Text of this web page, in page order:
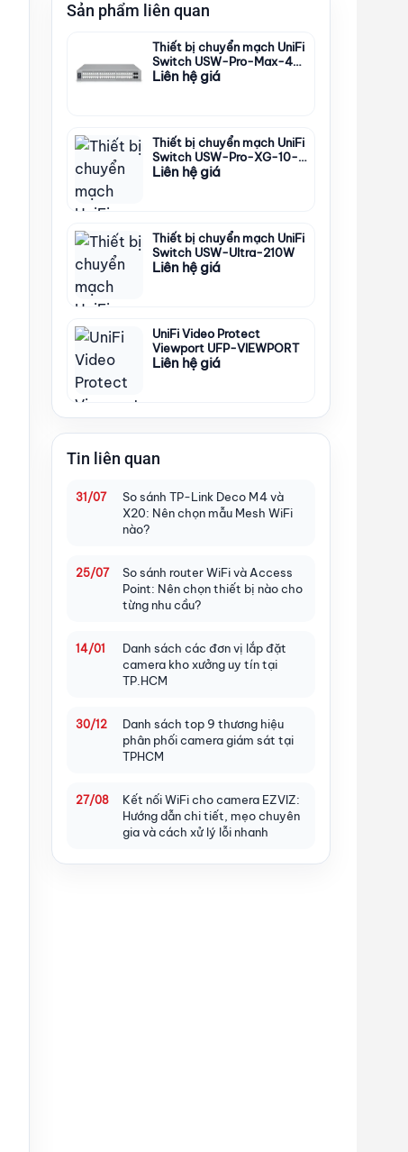
Sản phẩm liên quan
Thiết bị chuyển mạch UniFi
Switch USW-Pro-Max-48-
PoE
Liên hệ giá
Thiết bị chuyển mạch UniFi
Switch USW-Pro-XG-10-
PoE
Liên hệ giá
Thiết bị chuyển mạch UniFi
Switch USW-Ultra-210W
Liên hệ giá
UniFi Video Protect
Viewport UFP-VIEWPORT
Liên hệ giá
Tin liên quan
31/07
So sánh TP-Link Deco M4 và
X20: Nên chọn mẫu Mesh WiFi
nào?
25/07
So sánh router WiFi và Access
Point: Nên chọn thiết bị nào cho
từng nhu cầu?
14/01
Danh sách các đơn vị lắp đặt
camera kho xưởng uy tín tại
TP.HCM
30/12
Danh sách top 9 thương hiệu
phân phối camera giám sát tại
TPHCM
27/08
Kết nối WiFi cho camera EZVIZ:
Hướng dẫn chi tiết, mẹo chuyên
gia và cách xử lý lỗi nhanh